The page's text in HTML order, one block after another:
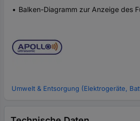
Balken-Diagramm zur Anzeige des
Umwelt & Entsorgung (Elektrogeräte,